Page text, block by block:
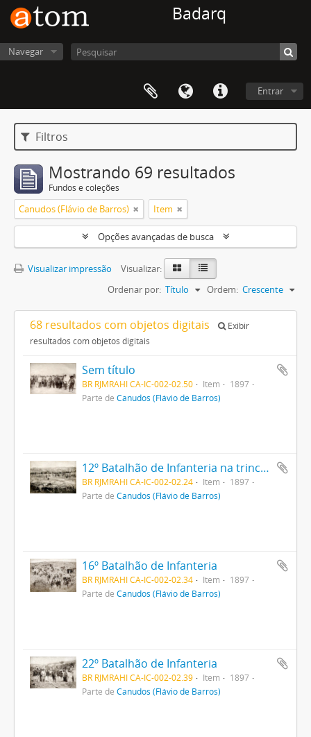
Badarq
Navegar
Entrar
Filtros
Mostrando 69 resultados
Fundos e coleções
Canudos (Flávio de Barros) Item
Opções avançadas de busca
Visualizar impressão
Visualizar:
Ordenar por: Título Ordem: Crescente
68 resultados com objetos digitais
Exibir
resultados com objetos digitais
Sem título
BR RJMRAHI CA-IC-002-02.50 Item
1897
Parte de Canudos (Flávio de Barros)
12º Batalhão de Infanteria na trincheira
BR RJMRAHI CA-IC-002-02.24 Item
1897
Parte de Canudos (Flávio de Barros)
16º Batalhão de Infanteria
BR RJMRAHI CA-IC-002-02.34 Item
1897
Parte de Canudos (Flávio de Barros)
22º Batalhão de Infanteria
BR RJMRAHI CA-IC-002-02.39 Item
1897
Parte de Canudos (Flávio de Barros)